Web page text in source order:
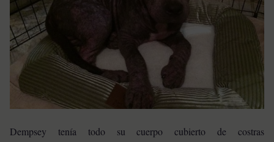
Dempsey tenía todo su cuerpo cubierto de costras